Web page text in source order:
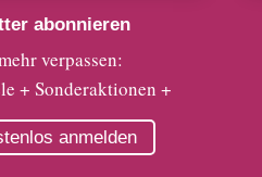
abonnieren
verpassen:
+ Sonderaktionen +
anmelden